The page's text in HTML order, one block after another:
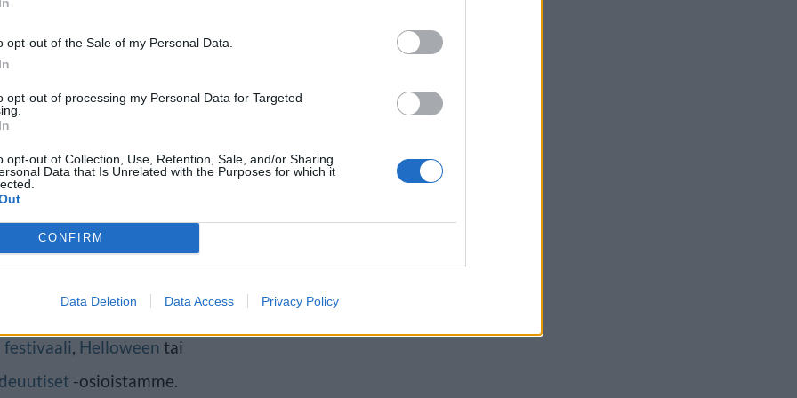
opt-out of the Sale of my Personal Data.
opt-out of processing my Personal Data for Targeted
opt-out of Collection, Use, Retention, Sale, and/or Sharing
Data that Is Unrelated with the Purposes for which it
CONFIRM
Data Deletion Data Access Privacy Policy
Metal Festivalissa nähdään
yhtye onkin harmissaan
tiedotteessa
11.-12. elokuuta
myös muun muassa Emperor,
lähteeksi
lisää tähän artikkeliin
festivaali, Helloween tai
-osioistamme.